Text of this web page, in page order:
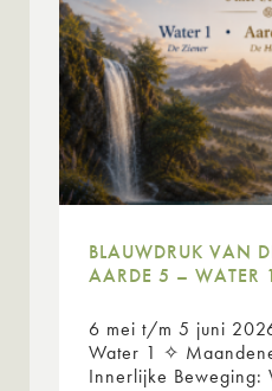
BLAUWDRUK VAN
AARDE 5 – WATER 1
6 mei t/m 5 juni
Water 1 ✧
Innerlijke